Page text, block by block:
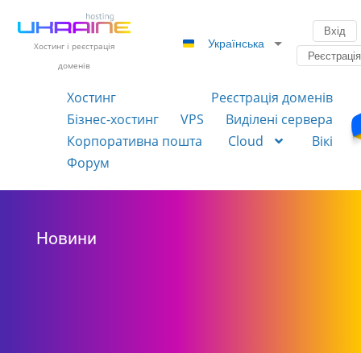
Хостинг і реєстрація
доменів
Українська
Вхід
Реєстрація
Хостинг
Реєстрація доменів
Бізнес-хостинг
VPS
Виділені сервера
Корпоративна пошта
Cloud
Вікі
Форум
Новини